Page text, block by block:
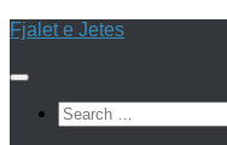
Skip
content
Fjalet e Jetes
Search
for: